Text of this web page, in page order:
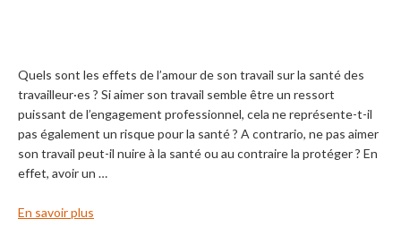
Quels sont les effets de l’amour de son travail sur la santé des
travailleur·es ? Si aimer son travail semble être un ressort
puissant de l’engagement professionnel, cela ne représente-t-il
pas également un risque pour la santé ? A contrario, ne pas aimer
son travail peut-il nuire à la santé ou au contraire la protéger ? En
effet, avoir un …
En savoir plus